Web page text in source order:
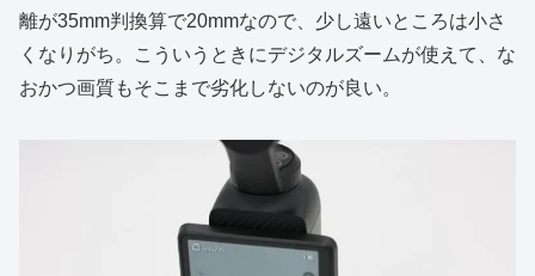
離が35mm判換算で20mmなので、少し遠いところは小さ
くなりがち。こういうときにデジタルズームが使えて、な
おかつ画質もそこまで劣化しないのが良い。